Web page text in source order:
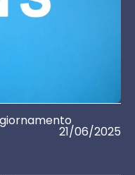
21/06/2025